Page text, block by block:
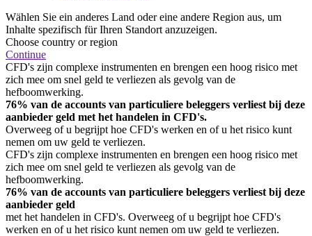
Wählen Sie ein anderes Land oder eine andere Region aus, um
Inhalte spezifisch für Ihren Standort anzuzeigen.
Choose country or region
Continue
CFD's zijn complexe instrumenten en brengen een hoog risico met
zich mee om snel geld te verliezen als gevolg van de
hefboomwerking.
76% van de accounts van particuliere beleggers verliest bij deze
aanbieder geld met het handelen in CFD's.
Overweeg of u begrijpt hoe CFD's werken en of u het risico kunt
nemen om uw geld te verliezen.
CFD's zijn complexe instrumenten en brengen een hoog risico met
zich mee om snel geld te verliezen als gevolg van de
hefboomwerking.
76% van de accounts van particuliere beleggers verliest bij deze
aanbieder geld
met het handelen in CFD's. Overweeg of u begrijpt hoe CFD's
werken en of u het risico kunt nemen om uw geld te verliezen.